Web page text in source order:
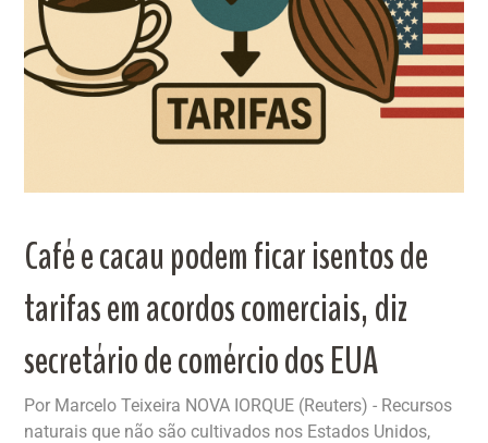
Café e cacau podem ficar isentos de
tarifas em acordos comerciais, diz
secretário de comércio dos EUA
Por Marcelo Teixeira NOVA IORQUE (Reuters) - Recursos
naturais que não são cultivados nos Estados Unidos,